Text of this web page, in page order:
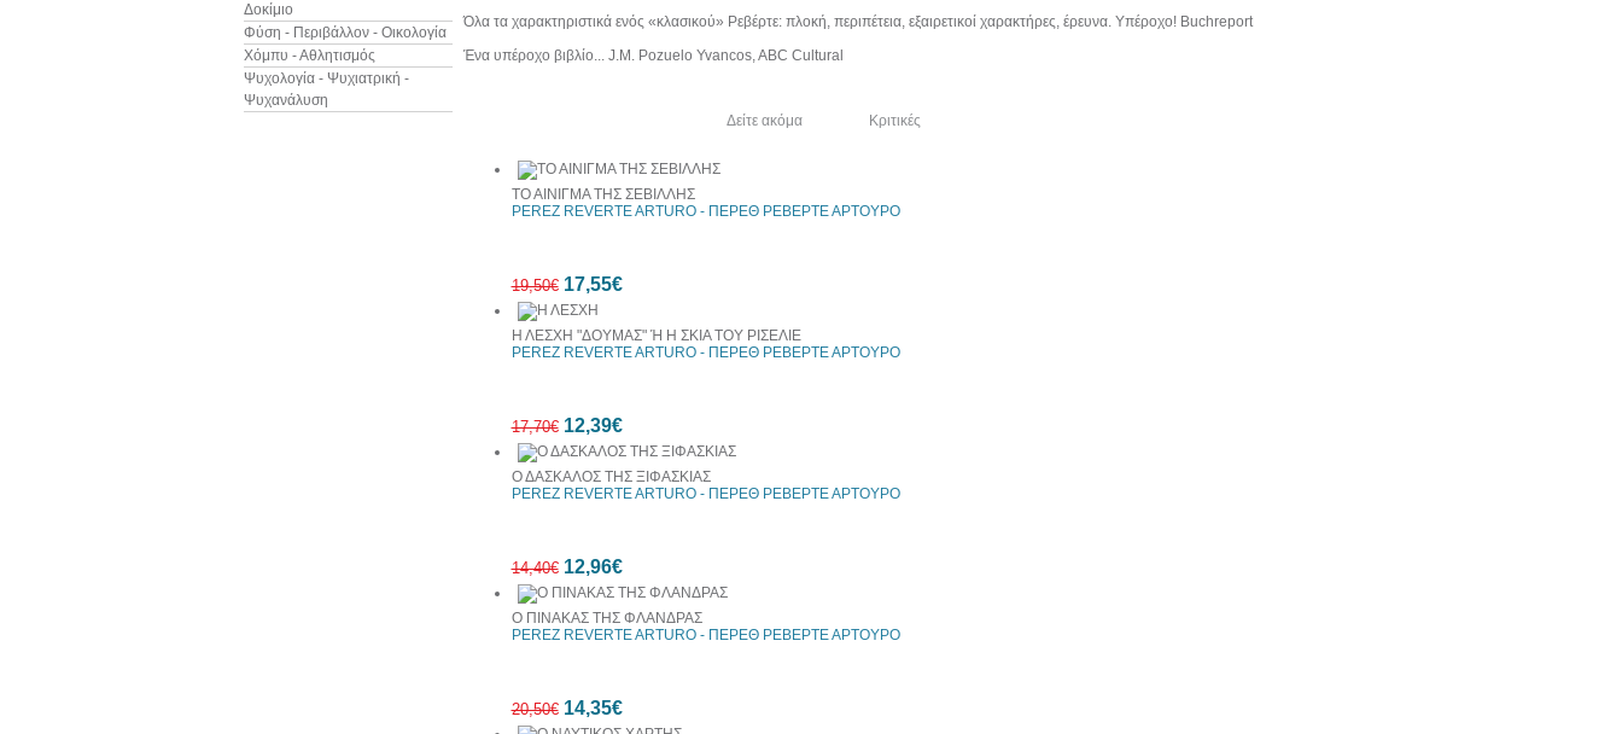
Δοκίμιο
Φύση - Περιβάλλον - Οικολογία
Χόμπυ - Αθλητισμός
Ψυχολογία - Ψυχιατρική -
Ψυχανάλυση
Όλα τα χαρακτηριστικά ενός «κλασικού» Ρεβέρτε: πλοκή, περιπέτεια, εξαιρετικοί χαρακτήρες, έρευνα. Υπέροχο! Buchreport
Ένα υπέροχο βιβλίο... J.M. Pozuelo Yvancos, ABC Cultural
Δείτε ακόμα Κριτικές
ΤΟ ΑΙΝΙΓΜΑ ΤΗΣ ΣΕΒΙΛΛΗΣ
PEREZ REVERTE ARTURO - ΠΕΡΕΘ ΡΕΒΕΡΤΕ ΑΡΤΟΥΡΟ
19,50€ 17,55€
Η ΛΕΣΧΗ "ΔΟΥΜΑΣ" Ή Η ΣΚΙΑ ΤΟΥ ΡΙΣΕΛΙΕ
PEREZ REVERTE ARTURO - ΠΕΡΕΘ ΡΕΒΕΡΤΕ ΑΡΤΟΥΡΟ
17,70€ 12,39€
Ο ΔΑΣΚΑΛΟΣ ΤΗΣ ΞΙΦΑΣΚΙΑΣ
PEREZ REVERTE ARTURO - ΠΕΡΕΘ ΡΕΒΕΡΤΕ ΑΡΤΟΥΡΟ
14,40€ 12,96€
Ο ΠΙΝΑΚΑΣ ΤΗΣ ΦΛΑΝΔΡΑΣ
PEREZ REVERTE ARTURO - ΠΕΡΕΘ ΡΕΒΕΡΤΕ ΑΡΤΟΥΡΟ
20,50€ 14,35€